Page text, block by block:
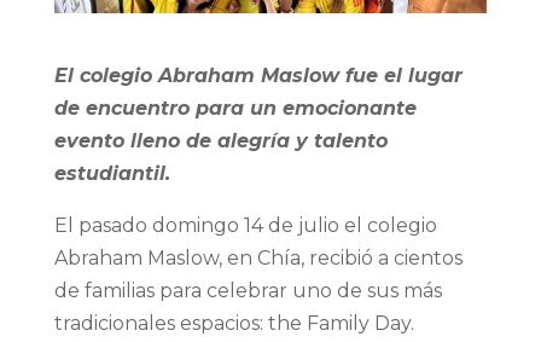
El colegio Abraham Maslow fue el lugar
de encuentro para un emocionante
evento lleno de alegría y talento
estudiantil.
El pasado domingo 14 de julio el colegio
Abraham Maslow, en Chía, recibió a cientos
de familias para celebrar uno de sus más
tradicionales espacios: the Family Day.